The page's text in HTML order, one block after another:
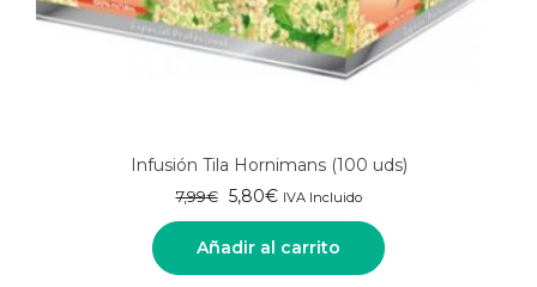
Infusión Tila Hornimans (100 uds)
7,99€
El
precio
original
era:
5,80€El
precio
actual
es:
IVA Incluido
Añadir al carrito